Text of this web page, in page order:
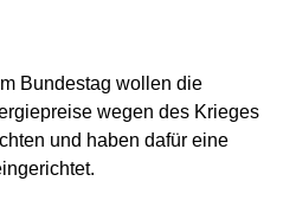
Bundestag wollen die
wegen des Krieges
und haben dafür eine